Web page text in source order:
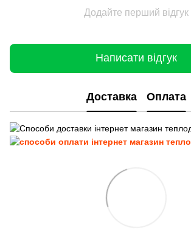
Додайте перший відгук
Написати відгук
Доставка Оплата